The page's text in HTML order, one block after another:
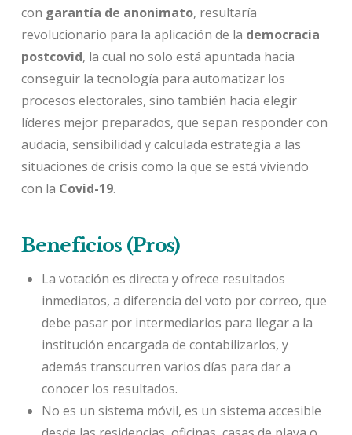
con garantía de anonimato, resultaría
revolucionario para la aplicación de la democracia
postcovid, la cual no solo está apuntada hacia
conseguir la tecnología para automatizar los
procesos electorales, sino también hacia elegir
líderes mejor preparados, que sepan responder con
audacia, sensibilidad y calculada estrategia a las
situaciones de crisis como la que se está viviendo
con la Covid-19.
Beneficios (Pros)
La votación es directa y ofrece resultados
inmediatos, a diferencia del voto por correo, que
debe pasar por intermediarios para llegar a la
institución encargada de contabilizarlos, y
además transcurren varios días para dar a
conocer los resultados.
No es un sistema móvil, es un sistema accesible